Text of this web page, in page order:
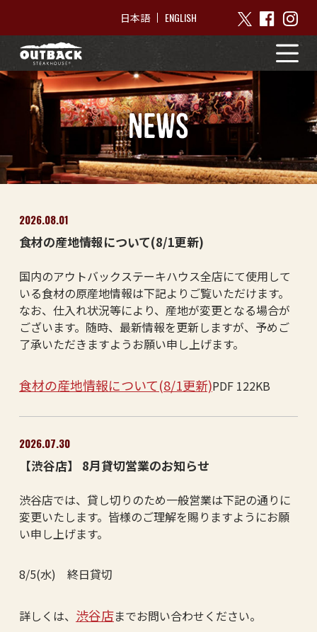
日本語 ENGLISH
NEWS
2026.08.01
食材の産地情報について(8/1更新)
国内のアウトバックステーキハウス全店にて使用して
いる食材の原産地情報は下記よりご覧いただけます。
なお、仕入れ状況等により、産地が変更となる場合が
ございます。随時、最新情報を更新しますが、予めご
了承いただきますようお願い申し上げます。
食材の産地情報について(8/1更新)PDF 122KB
2026.07.30
【渋谷店】 8月貸切営業のお知らせ
渋谷店では、貸し切りのため一般営業は下記の通りに
変更いたします。皆様のご理解を賜りますようにお願
い申し上げます。
8/5(水) 終日貸切
詳しくは、 渋谷店までお問い合わせください。